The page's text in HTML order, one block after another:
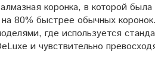
коронка, в которой была
80% быстрее обычных
где используется
и чувствительно